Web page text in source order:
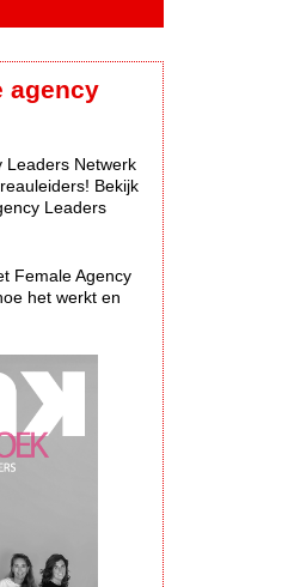
agency
Leaders Netwerk
Bekijk
Leaders
Female Agency
het werkt en